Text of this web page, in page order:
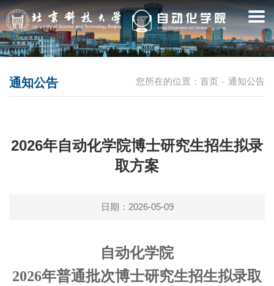
您所在的位置： 首页 - 通知公告
通知公告
2026年自动化学院博士研究生招生拟录
取方案
日期：2026-05-09
自动化学院
2026年普通批次博士研究生招生拟录取